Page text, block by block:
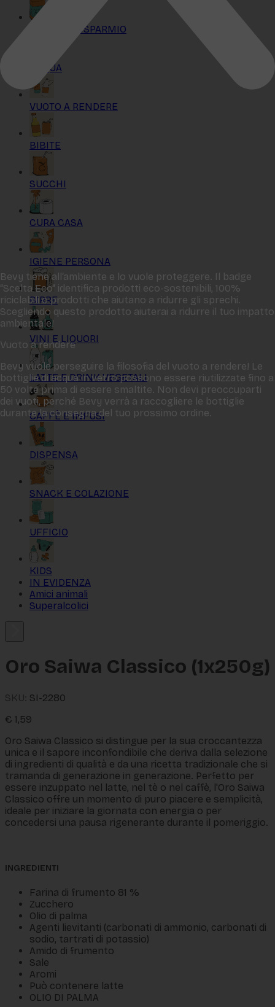
KIT MAXI RISPARMIO
ACQUA
VUOTO A RENDERE
BIBITE
SUCCHI
CURA CASA
IGIENE PERSONA
BIRRE
VINI E LIQUORI
LATTE E DRINK VEGETALI
CAFFÈ E INFUSI
DISPENSA
SNACK E COLAZIONE
UFFICIO
KIDS
IN EVIDENZA
Amici animali
Superalcolici
Bevy tiene all‘ambiente e lo vuole proteggere. Il badge
“Scelta Eco“ identifica prodotti eco-sostenibili, 100%
riciclabili o prodotti che aiutano a ridurre gli sprechi.
Scegliendo questo prodotto aiuterai a ridurre il tuo impatto
ambientale!
Vuoto a rendere
Bevy vuole perseguire la filosofia del vuoto a rendere! Le
bottiglie di acqua in vetro possono essere riutilizzate fino a
50 volte prima di essere smaltite. Non devi preoccuparti
dei vuoti, perché Bevy verrà a raccogliere le bottiglie
durante la consegna del tuo prossimo ordine.
Oro Saiwa Classico (1x250g)
SKU: SI-2280
€ 1,59
Oro Saiwa Classico si distingue per la sua croccantezza
unica e il sapore inconfondibile che deriva dalla selezione
di ingredienti di qualità e da una ricetta tradizionale che si
tramanda di generazione in generazione. Perfetto per
essere inzuppato nel latte, nel tè o nel caffè, l'Oro Saiwa
Classico offre un momento di puro piacere e semplicità,
ideale per iniziare la giornata con energia o per
concedersi una pausa rigenerante durante il pomeriggio.
INGREDIENTI
Farina di frumento 81 %
Zucchero
Olio di palma
Agenti lievitanti (carbonati di ammonio, carbonati di
sodio, tartrati di potassio)
Amido di frumento
Sale
Aromi
Può contenere latte
OLIO DI PALMA